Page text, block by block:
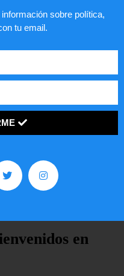
en
sobre política,
tu email.